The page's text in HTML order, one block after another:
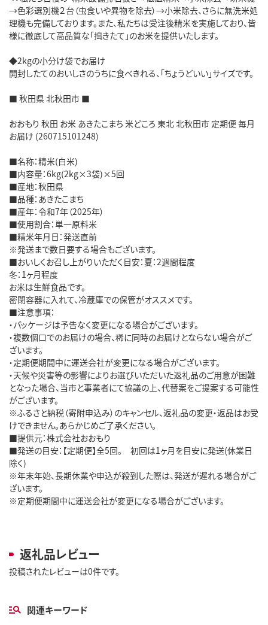
→色彩選別機２台（虫食いや異物を除去）→小米除去、さらに無洗米処
理機も完備しております。また、私たちは受注後精米を実施しており、皆
様に徹底して高品質な「搗きたて」のお米を提供いたします。
◆2kgの小分け袋でお届け
開封したてのおいしさのうちに食べきれる、「ちょうどいい」サイズです。
■ 秋田県 北秋田市 ■
おおもり 秋田 お米 あきたこまち 米どころ 東北 北秋田市 定期便 毎月
お届け (260715101248)
■名称：精米(白米)
■内容量：6kg(2kg×3袋)×5回
■産地：秋田県
■品種：あきたこまち
■産年：令和7年（2025年）
■使用割合：単一原料米
■精米年月日：発送直前
※発送まで数日要する場合もございます。
■おいしくお召し上がりいただく目安：夏：2週間程度
冬：1ヶ月程度
お米は生鮮食品です。
密閉容器に入れて、冷蔵庫での保管がオススメです。
■注意事項：
・パッケージは予告なく変更になる場合がございます。
・複数個口でのお届けの場合、稀に同時のお届けとならない場合がご
ざいます。
・定期便期間中に運送会社が変更になる場合がございます。
・天候や災害等の影響によりお選びいただいた返礼品のご用意が困難
となった場合、当市と事業者にて協議の上、代替案をご提案する可能性
がございます。
※ふるさと納税（寄附申込み）のキャンセル、返礼品の変更・返品はお受
けできません。あらかじめご了承ください。
■提供元：株式会社おおもり
■発送の目安：【定期便】全5回。 初回は1ヶ月を目安に発送(休業日
除く)
※年末年始、長期休業や申込が殺到した際は、発送が遅れる場合がご
ざいます。
※定期便期間中に運送会社が変更になる場合がございます。
返礼品レビュー
投稿されたレビューは0件です。
関連キーワード